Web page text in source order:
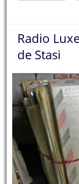
Radio
de Stasi